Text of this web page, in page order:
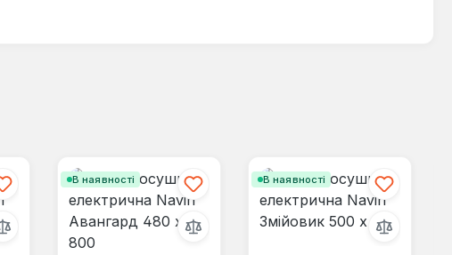
В наявності В наявності